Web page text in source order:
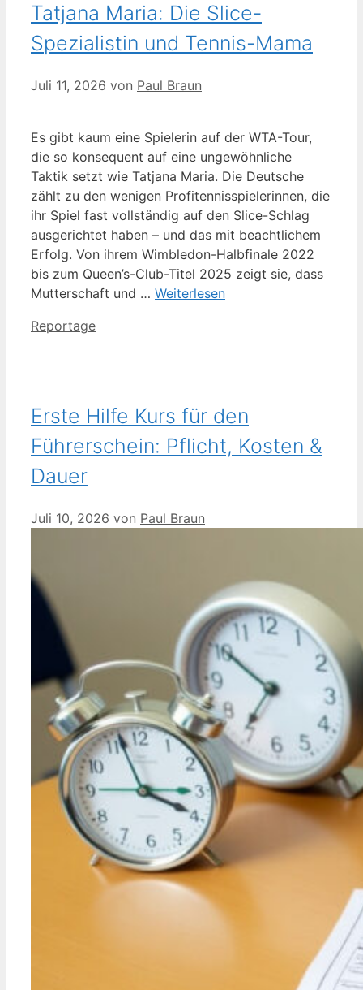
Tatjana Maria: Die Slice-
Spezialistin und Tennis-Mama
Juli 11, 2026 von Paul Braun
Es gibt kaum eine Spielerin auf der WTA-Tour,
die so konsequent auf eine ungewöhnliche
Taktik setzt wie Tatjana Maria. Die Deutsche
zählt zu den wenigen Profitennisspielerinnen, die
ihr Spiel fast vollständig auf den Slice-Schlag
ausgerichtet haben – und das mit beachtlichem
Erfolg. Von ihrem Wimbledon-Halbfinale 2022
bis zum Queen’s-Club-Titel 2025 zeigt sie, dass
Mutterschaft und … Weiterlesen
Kategorien
Reportage
Erste Hilfe Kurs für den
Führerschein: Pflicht, Kosten &
Dauer
Juli 10, 2026 von Paul Braun